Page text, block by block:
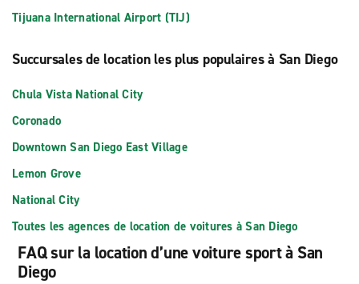
Tijuana International Airport (TIJ)
Succursales de location les plus populaires à San Diego
Chula Vista National City
Coronado
Downtown San Diego East Village
Lemon Grove
National City
Toutes les agences de location de voitures à San Diego
FAQ sur la location d’une voiture sport à San
Diego